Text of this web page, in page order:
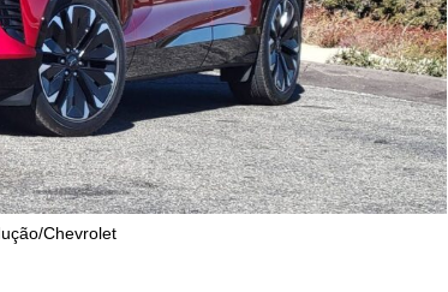
Chevrolet